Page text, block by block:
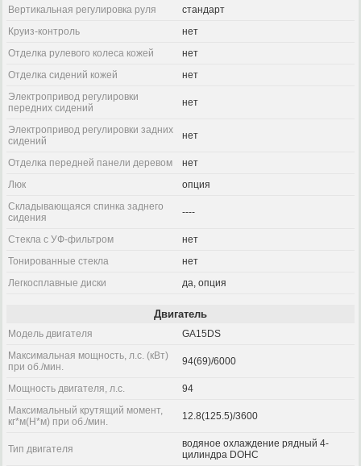
Вертикальная регулировка руля
стандарт
Круиз-контроль
нет
Отделка рулевого колеса кожей
нет
Отделка сидений кожей
нет
Электропривод регулировки
передних сидений
нет
Электропривод регулировки задних
сидений
нет
Отделка передней панели деревом
нет
Люк
опция
Складывающаяся спинка заднего
сидения
----
Стекла с УФ-фильтром
нет
Тонированные стекла
нет
Легкосплавные диски
да, опция
Двигатель
Модель двигателя
GA15DS
Максимальная мощность, л.с. (кВт)
при об./мин.
94(69)/6000
Мощность двигателя, л.с.
94
Максимальный крутящий момент,
кг*м(Н*м) при об./мин.
12.8(125.5)/3600
Тип двигателя
водяное охлаждение рядный 4-
цилиндра DOHC